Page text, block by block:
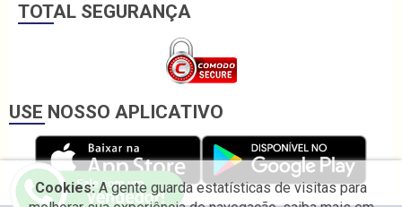
TOTAL SEGURANÇA
USE NOSSO APLICATIVO
Cookies:A gente guarda estatísticas de visitas para